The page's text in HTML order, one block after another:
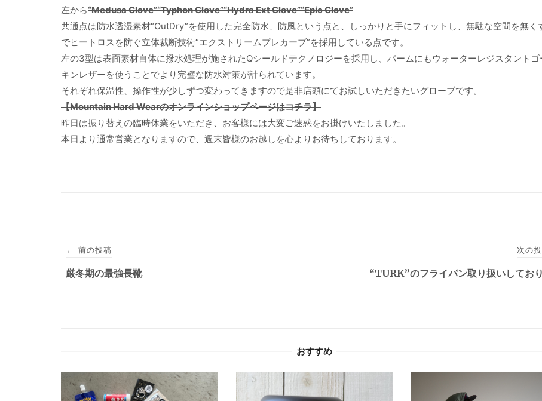
左から“Medusa Glove”“Typhon Glove”“Hydra Ext Glove”“Epic Glove”
共通点は防水透湿素材“OutDry”を使用した完全防水、防風という点と、しっかりと手にフィットし、無駄な空間を無く
でヒートロスを防ぐ立体裁断技術“エクストリームプレカーブ”を採用している点です。
左の3型は表面素材自体に撥水処理が施されたQシールドテクノロジーを採用し、パームにもウォーターレジスタントゴ
キンレザーを使うことでより完璧な防水対策が計られています。
それぞれ保温性、操作性が少しずつ変わってきますので是非店頭にてお試しいただきたいグローブです。
【Mountain Hard Wearのオンラインショップページはコチラ】
昨日は振り替えの臨時休業をいただき、お客様には大変ご迷惑をお掛けいたしました。
本日より通常営業となりますので、週末皆様のお越しを心よりお待ちしております。
稿
シ
← 前の投稿
厳冬期の最強長靴
次の
“TURK”のフライパン取り扱いしてお
おすすめ